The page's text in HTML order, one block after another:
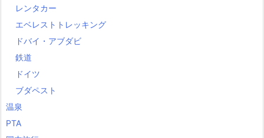
レンタカー
エベレストトレッキング
ドバイ・アブダビ
鉄道
ドイツ
ブダペスト
温泉
PTA